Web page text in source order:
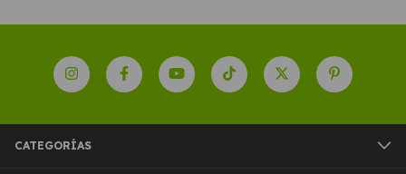
CATEGORÍAS